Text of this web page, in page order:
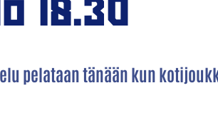
pelataan tänään kun